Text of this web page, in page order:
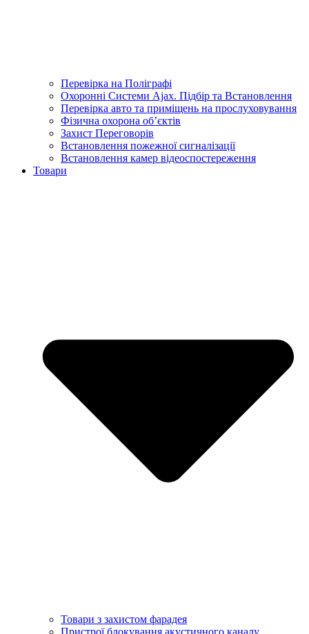
Перевірка на Поліграфі
Охоронні Системи Ajax. Підбір та Встановлення
Перевірка авто та приміщень на прослуховування
Фізична охорона об’єктів
Захист Переговорів
Встановлення пожежної сигналізації
Встановлення камер відеоспостереження
Товари
Товари з захистом фарадея
Пристрої блокування акустичного каналу